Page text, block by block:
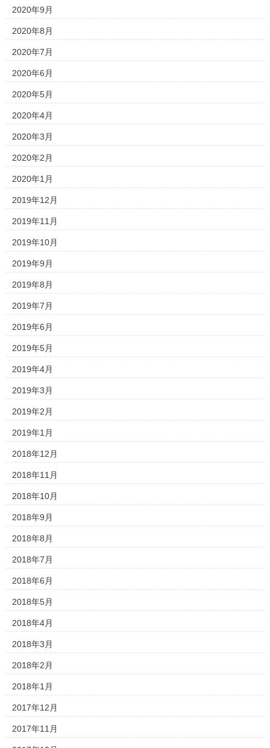
2020年9月
2020年8月
2020年7月
2020年6月
2020年5月
2020年4月
2020年3月
2020年2月
2020年1月
2019年12月
2019年11月
2019年10月
2019年9月
2019年8月
2019年7月
2019年6月
2019年5月
2019年4月
2019年3月
2019年2月
2019年1月
2018年12月
2018年11月
2018年10月
2018年9月
2018年8月
2018年7月
2018年6月
2018年5月
2018年4月
2018年3月
2018年2月
2018年1月
2017年12月
2017年11月